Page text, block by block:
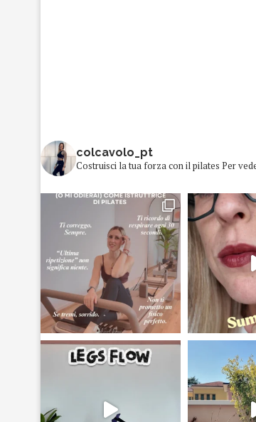
colcavolo_pt
Costruisci la tua forza con il pilates Per